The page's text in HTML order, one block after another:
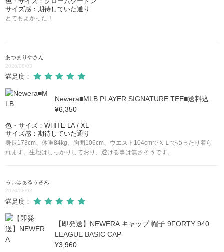
サイズ感：期待していた通り
とてもよかった！
あつまりやさん
2026/08/03
満足度：
Newera■MLB PLAYER SIGNATURE TEE■送料込
¥6,350
色・サイズ：WHITE LA / XL
サイズ感：期待していた通り
身長173cm、体重84kg、胸囲106cm、ウエスト104cmでＸＬでゆったり着ら
れます。生地はしっかりしており、透ける事は無さそうです。
ちぃはぁるぅ さん
2026/08/02
満足度：
【即発送】NEWERA キャップ 帽子 9FORTY 940
LEAGUE BASIC CAP
¥3,960